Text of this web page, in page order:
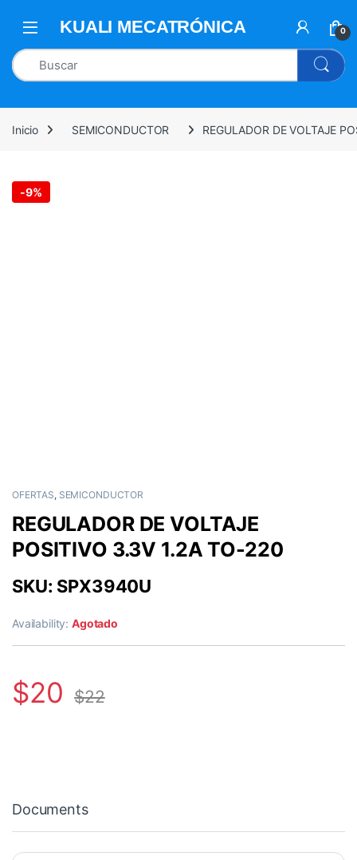
0
Inicio SEMICONDUCTOR REGULADOR DE VOLTAJE
-9%
OFERTAS, SEMICONDUCTOR
REGULADOR DE VOLTAJE
POSITIVO 3.3V 1.2A TO-220
SKU: SPX3940U
Availability:Agotado
$20 $22
Documents